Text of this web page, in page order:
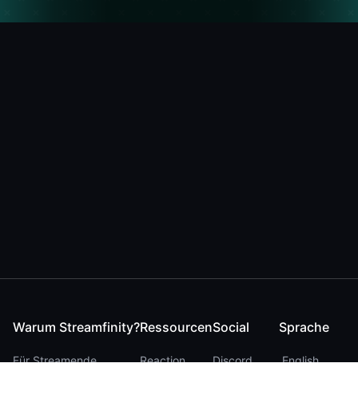
Warum Streamfinity?
Für Streamende
Ressourcen
Reaction
Social
Discord
Sprache
English